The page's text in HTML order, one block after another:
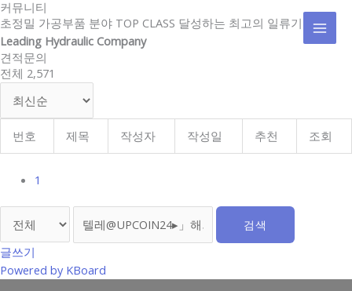
콘
텐
츠
로
건
뛰
커뮤니티
초정밀 가공부품 분야 TOP CLASS 달성하는 최고의 일류기업
Leading Hydraulic Company
견적문의
전체 2,571
번호 제목 작성자 작성일 추천 조회
1
검색
글쓰기
Powered by KBoard